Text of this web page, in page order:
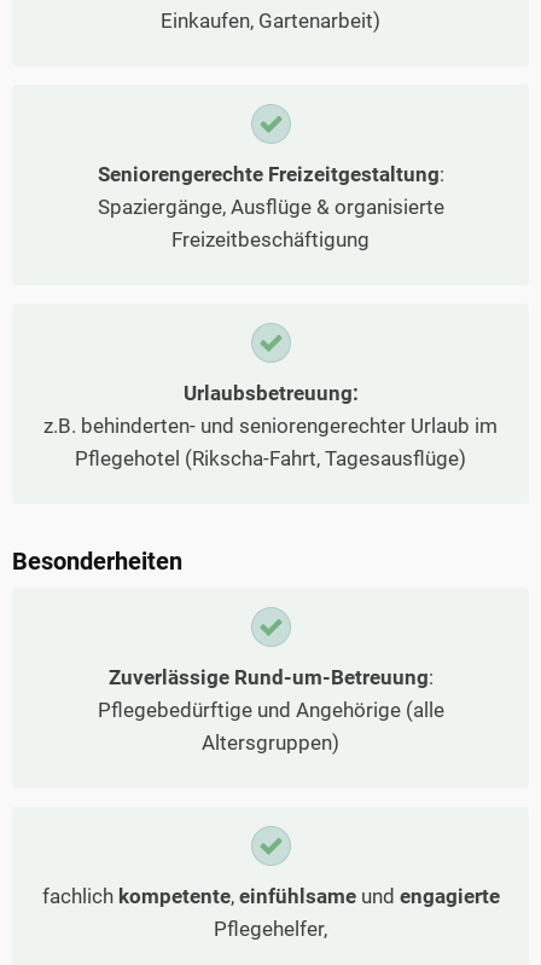
Einkaufen, Gartenarbeit)
Seniorengerechte Freizeitgestaltung:
Spaziergänge, Ausflüge & organisierte
Freizeitbeschäftigung
Urlaubsbetreuung:
z.B. behinderten- und seniorengerechter Urlaub im
Pflegehotel (Rikscha-Fahrt, Tagesausflüge)
Besonderheiten
Zuverlässige Rund-um-Betreuung:
Pflegebedürftige und Angehörige (alle
Altersgruppen)
fachlich kompetente, einfühlsameund engagierte
Pflegehelfer,